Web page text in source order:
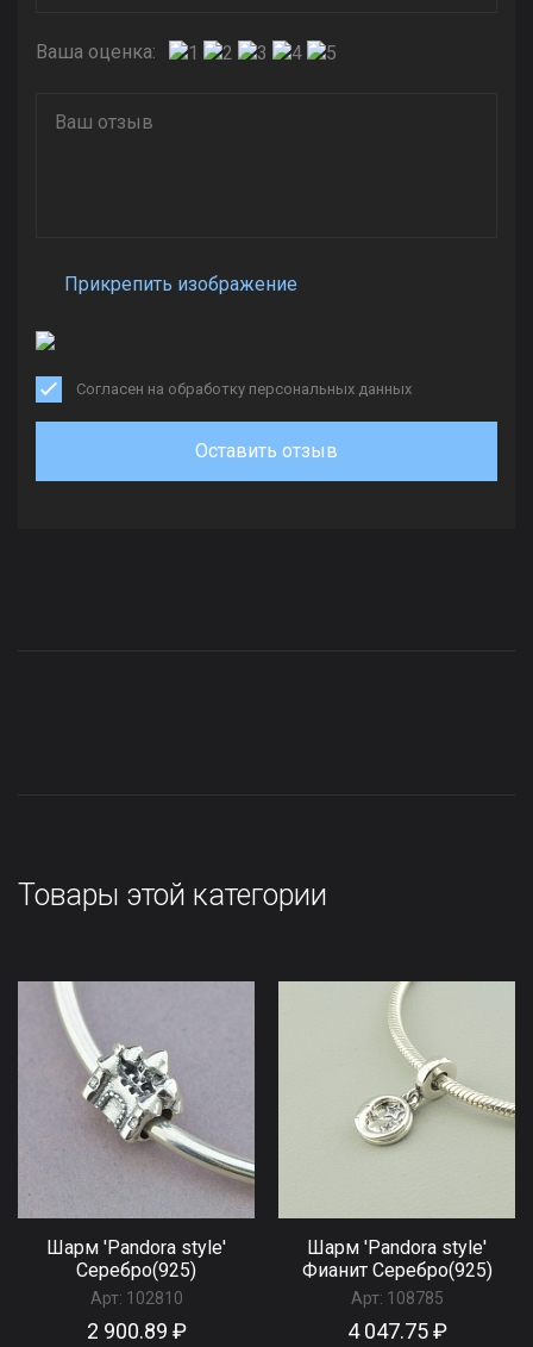
Ваша оценка:
Прикрепить изображение
Согласен на обработку персональных данных
Оставить отзыв
Товары этой категории
Шарм 'Pandora style'
Серебро(925)
Арт: 102810
2 900.89 ₽
Шарм 'Pandora style'
Фианит Серебро(925)
Арт: 108785
4 047.75 ₽